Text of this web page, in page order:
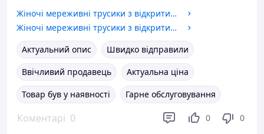
Жіночі мереживні трусики з відкритим доступом та перлинною ниткою
Жіночі мереживні трусики з відкритим доступом та перлинною ниткою
Актуальний опис
Швидко відправили
Ввічливий продавець
Актуальна ціна
Товар був у наявності
Гарне обслуговування
Коментарі 0 0 0